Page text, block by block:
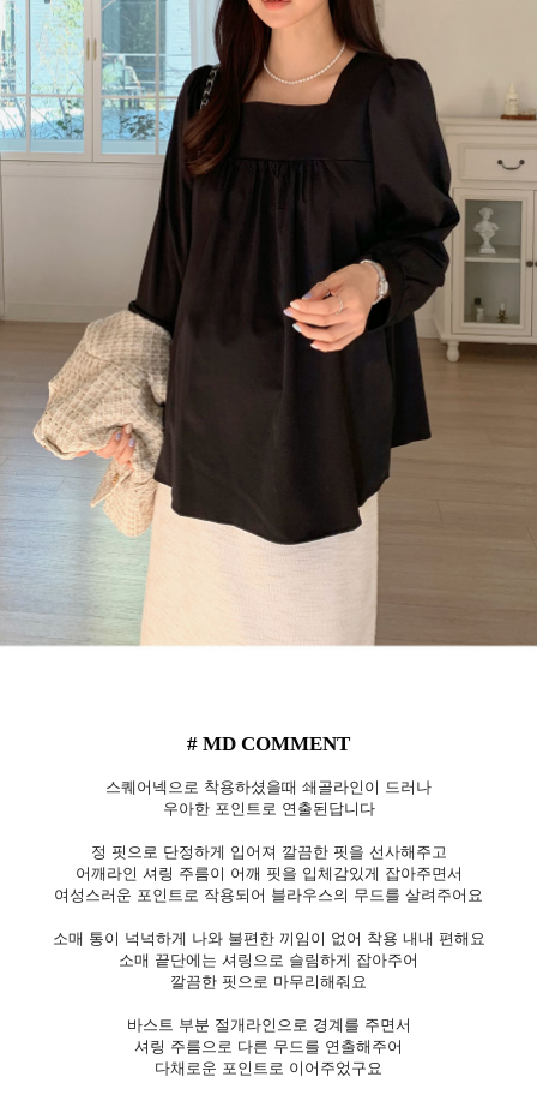
# MD COMMENT
스퀘어넥으로 착용하셨을때 쇄골라인이 드러나
우아한 포인트로 연출된답니다
정 핏으로 단정하게 입어져 깔끔한 핏을 선사해주고
어깨라인 셔링 주름이 어깨 핏을 입체감있게 잡아주면서
여성스러운 포인트로 작용되어 블라우스의 무드를 살려주어요
소매 통이 넉넉하게 나와 불편한 끼임이 없어 착용 내내 편해요
소매 끝단에는 셔링으로 슬림하게 잡아주어
깔끔한 핏으로 마무리해줘요
바스트 부분 절개라인으로 경계를 주면서
셔링 주름으로 다른 무드를 연출해주어
다채로운 포인트로 이어주었구요